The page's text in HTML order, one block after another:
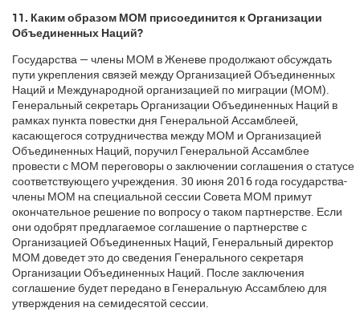
11. Каким образом МОМ присоединится к Организации
Объединенных Наций?
Государства — члены МОМ в Женеве продолжают обсуждать
пути укрепления связей между Организацией Объединенных
Наций и Международной организацией по миграции (МОМ).
Генеральный секретарь Организации Объединенных Наций в
рамках пункта повестки дня Генеральной Ассамблеей,
касающегося сотрудничества между МОМ и Организацией
Объединенных Наций, поручил Генеральной Ассамблее
провести с МОМ переговоры о заключении соглашения о статусе
соответствующего учреждения. 30 июня 2016 года государства-
члены МОМ на специальной сессии Совета МОМ примут
окончательное решение по вопросу о таком партнерстве. Если
они одобрят предлагаемое соглашение о партнерстве с
Организацией Объединенных Наций, Генеральный директор
МОМ доведет это до сведения Генерального секретаря
Организации Объединенных Наций. После заключения
соглашение будет передано в Генеральную Ассамблею для
утверждения на семидесятой сессии.